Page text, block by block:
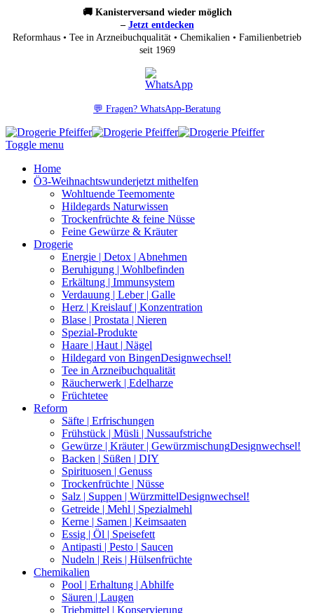
🚚 Kanisterversand wieder möglich
– Jetzt entdecken
Reformhaus • Tee in Arzneibuchqualität • Chemikalien • Familienbetrieb
seit 1969
💬 Fragen? WhatsApp-Beratung
Toggle menu
Home
Ö3-Weihnachtswunderjetzt mithelfen
Wohltuende Teemomente
Hildegards Naturwissen
Trockenfrüchte & feine Nüsse
Feine Gewürze & Kräuter
Drogerie
Energie | Detox | Abnehmen
Beruhigung | Wohlbefinden
Erkältung | Immunsystem
Verdauung | Leber | Galle
Herz | Kreislauf | Konzentration
Blase | Prostata | Nieren
Spezial-Produkte
Haare | Haut | Nägel
Hildegard von BingenDesignwechsel!
Tee in Arzneibuchqualität
Räucherwerk | Edelharze
Früchtetee
Reform
Säfte | Erfrischungen
Frühstück | Müsli | Nussaufstriche
Gewürze | Kräuter | GewürzmischungDesignwechsel!
Backen | Süßen | DIY
Spirituosen | Genuss
Trockenfrüchte | Nüsse
Salz | Suppen | WürzmittelDesignwechsel!
Getreide | Mehl | Spezialmehl
Kerne | Samen | Keimsaaten
Essig | Öl | Speisefett
Antipasti | Pesto | Saucen
Nudeln | Reis | Hülsenfrüchte
Chemikalien
Pool | Erhaltung | Abhilfe
Säuren | Laugen
Triebmittel | Konservierung